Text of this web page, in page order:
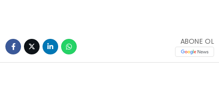
ABONE OL